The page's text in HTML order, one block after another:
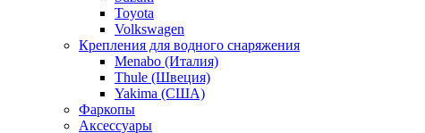
Toyota
Volkswagen
Крепления для водного снаряжения
Menabo (Италия)
Thule (Швеция)
Yakima (США)
Фаркопы
Аксессуары